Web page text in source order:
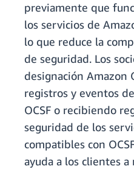
previamente que
los servicios de
lo que reduce la
de seguridad. Los
designación Amazon
registros y eventos
OCSF o recibiendo
seguridad de los
compatibles con
ayuda a los clientes